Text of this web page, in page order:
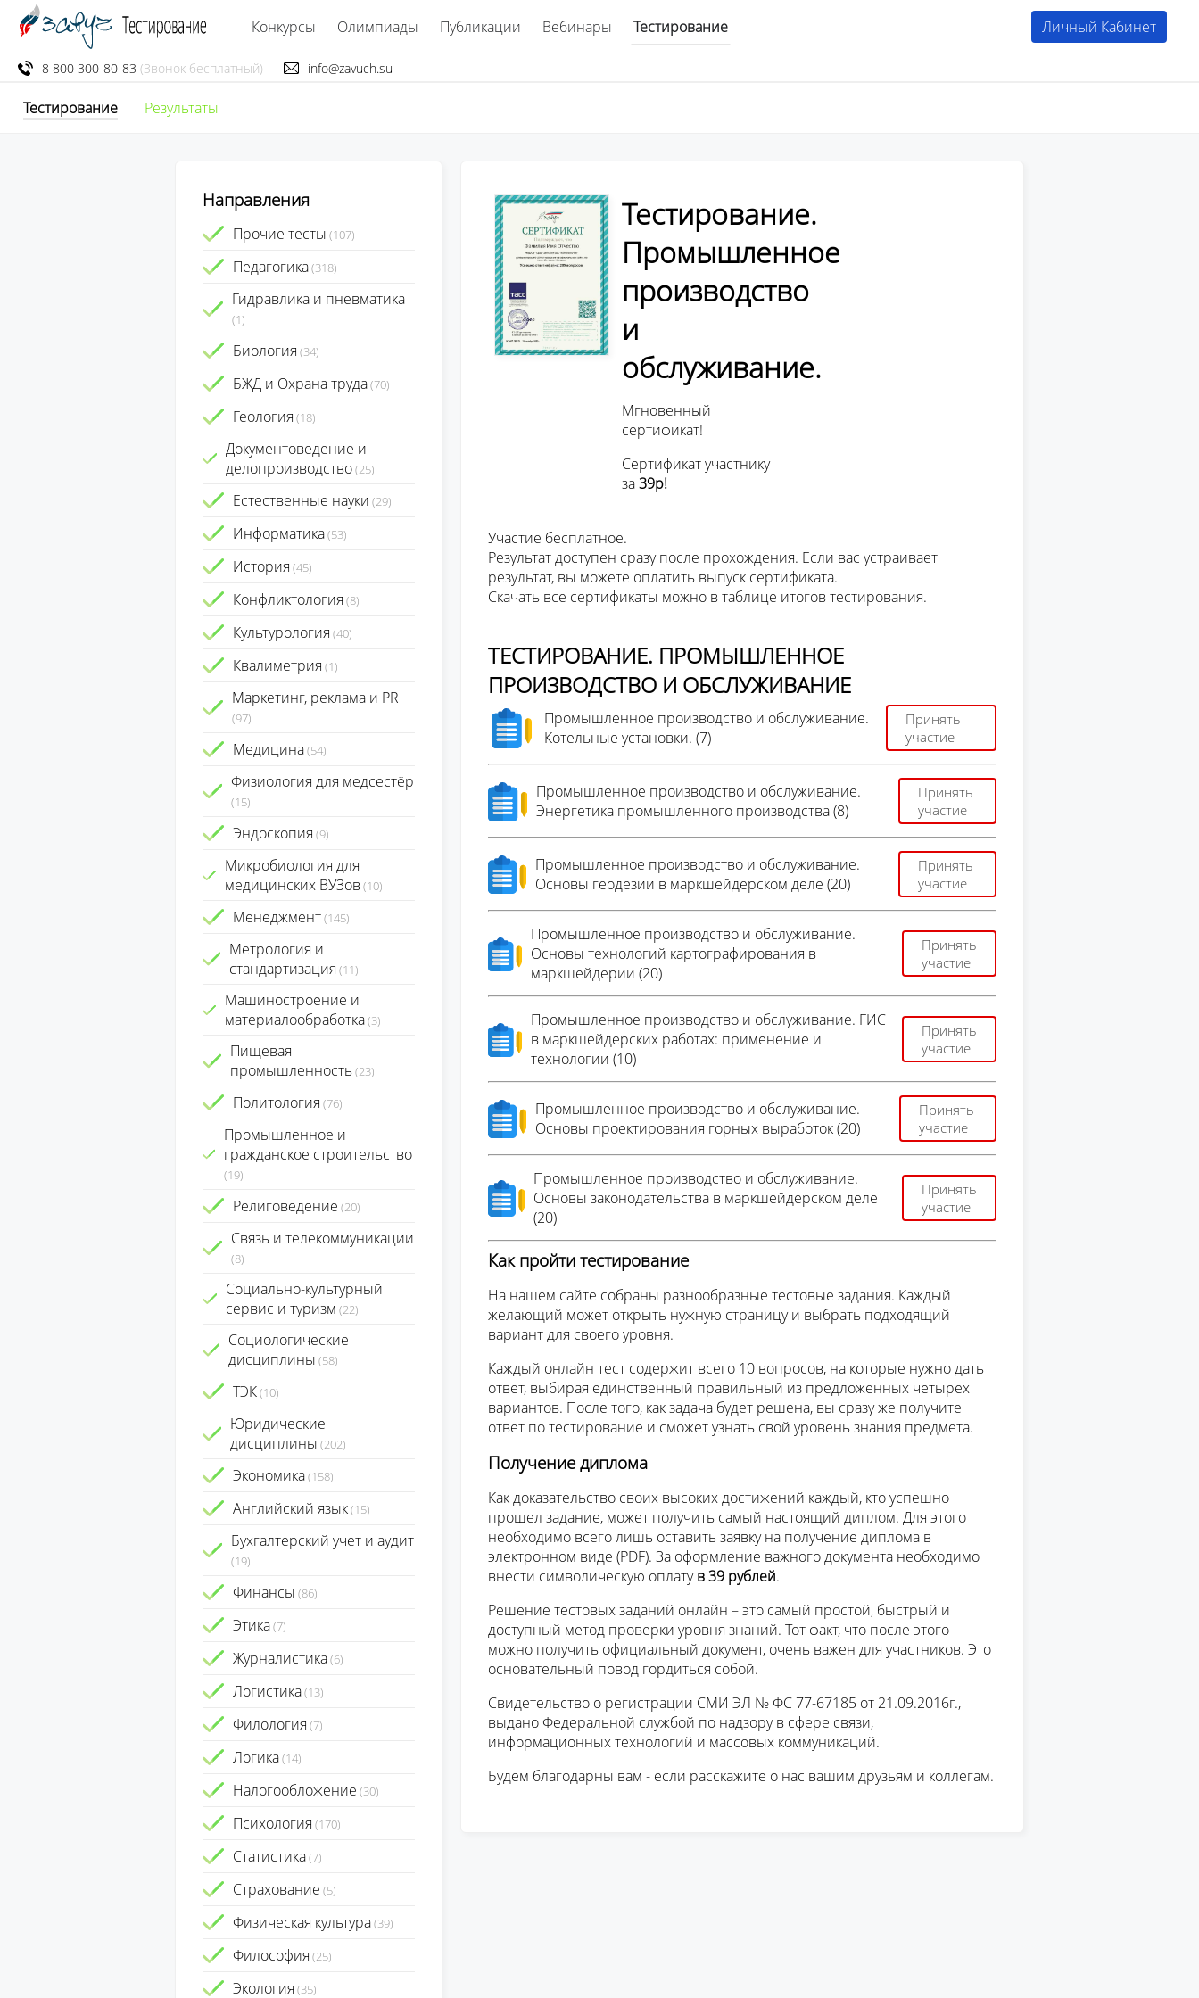
Конкурсы Олимпиады Публикации Вебинары Тестирование Личный Кабинет
8 800 300-80-83 (Звонок бесплатный) info@zavuch.su
Тестирование Результаты
Направления
Прочие тесты (107)
Педагогика(318)
Гидравлика и пневматика
(1)
Биология (34)
БЖД и Охрана труда(70)
Геология (18)
Документоведение и
делопроизводство(25)
Естественные науки (29)
Информатика(53)
История (45)
Конфликтология (8)
Культурология (40)
Квалиметрия (1)
Маркетинг, реклама и PR
(97)
Медицина(54)
Физиология для медсестёр
(15)
Эндоскопия (9)
Микробиология для
медицинских ВУЗов(10)
Менеджмент(145)
Метрология и
стандартизация (11)
Машиностроение и
материалообработка(3)
Пищевая
промышленность(23)
Политология (76)
Промышленное и
гражданское строительство
(19)
Религоведение (20)
Связь и телекоммуникации
(8)
Социально-культурный
сервис и туризм (22)
Социологические
дисциплины (58)
ТЭК(10)
Юридические
дисциплины (202)
Экономика(158)
Английский язык(15)
Бухгалтерский учет и аудит
(19)
Финансы (86)
Этика(7)
Журналистика(6)
Логистика(13)
Филология (7)
Логика(14)
Налогообложение (30)
Психология (170)
Статистика(7)
Страхование (5)
Физическая культура(39)
Философия (25)
Экология (35)
Тестирование.
Промышленное
производство
и
обслуживание.
Мгновенный
сертификат!
Сертификат участнику
за39р!
Участие бесплатное.
Результат доступен сразу после прохождения. Если вас устраивает
результат, вы можете оплатить выпуск сертификата.
Скачать все сертификаты можно в таблице итогов тестирования.
ТЕСТИРОВАНИЕ. ПРОМЫШЛЕННОЕ
ПРОИЗВОДСТВО И ОБСЛУЖИВАНИЕ
Промышленное производство и обслуживание.
Котельные установки. (7)
Принять
участие
Промышленное производство и обслуживание.
Энергетика промышленного производства (8)
Принять
участие
Промышленное производство и обслуживание.
Основы геодезии в маркшейдерском деле (20)
Принять
участие
Промышленное производство и обслуживание.
Основы технологий картографирования в
маркшейдерии (20)
Принять
участие
Промышленное производство и обслуживание. ГИС
в маркшейдерских работах: применение и
технологии (10)
Принять
участие
Промышленное производство и обслуживание.
Основы проектирования горных выработок (20)
Принять
участие
Промышленное производство и обслуживание.
Основы законодательства в маркшейдерском деле
(20)
Принять
участие
Как пройти тестирование
На нашем сайте собраны разнообразные тестовые задания. Каждый
желающий может открыть нужную страницу и выбрать подходящий
вариант для своего уровня.
Каждый онлайн тест содержит всего 10 вопросов, на которые нужно дать
ответ, выбирая единственный правильный из предложенных четырех
вариантов. После того, как задача будет решена, вы сразу же получите
ответ по тестирование и сможет узнать свой уровень знания предмета.
Получение диплома
Как доказательство своих высоких достижений каждый, кто успешно
прошел задание, может получить самый настоящий диплом. Для этого
необходимо всего лишь оставить заявку на получение диплома в
электронном виде (PDF). За оформление важного документа необходимо
внести символическую оплатув 39 рублей.
Решение тестовых заданий онлайн – это самый простой, быстрый и
доступный метод проверки уровня знаний. Тот факт, что после этого
можно получить официальный документ, очень важен для участников. Это
основательный повод гордиться собой.
Свидетельство о регистрации СМИ ЭЛ № ФС 77-67185 от 21.09.2016г.,
выдано Федеральной службой по надзору в сфере связи,
информационных технологий и массовых коммуникаций.
Будем благодарны вам - если расскажите о нас вашим друзьям и коллегам.